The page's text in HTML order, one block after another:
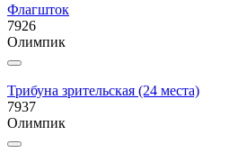
Флагшток
7926
Олимпик
Трибуна зрительская (24 места)
7937
Олимпик